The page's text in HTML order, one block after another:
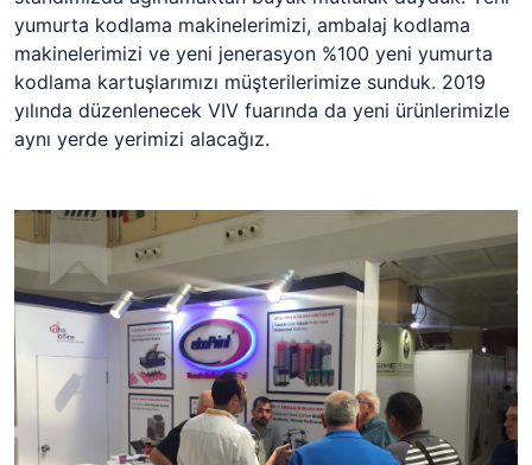
yumurta kodlama makinelerimizi, ambalaj kodlama
makinelerimizi ve yeni jenerasyon %100 yeni yumurta
kodlama kartuşlarımızı müşterilerimize sunduk. 2019
yılında düzenlenecek VIV fuarında da yeni ürünlerimizle
aynı yerde yerimizi alacağız.